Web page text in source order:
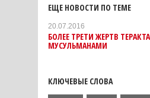
ЕЩЕ НОВОСТИ ПО ТЕМЕ
20.07.2016
БОЛЕЕ ТРЕТИ ЖЕРТВ
МУСУЛЬМАНАМИ
КЛЮЧЕВЫЕ СЛОВА